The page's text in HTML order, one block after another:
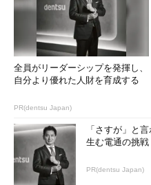
る。ハードディスクの内容を
プリケーション・ソフトの状
調べるなどが可能になるわけだ
例えば、マイクロソフトのシ
Systems Management Server
Manager（MOM）などは、管
している。
このように、LANで運用され
は便利な場合もある。しかし
運用され、常に不正侵入の脅
全員がリーダーシップを発揮し、
自分より優れた人財を育成する
PR(dentsu Japan)
「さすが」と
生む電通の挑戦
PR(dentsu Japan)